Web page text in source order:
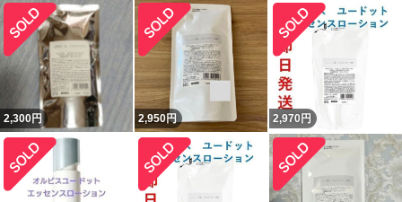
2,300円 2,950円 2,970 円